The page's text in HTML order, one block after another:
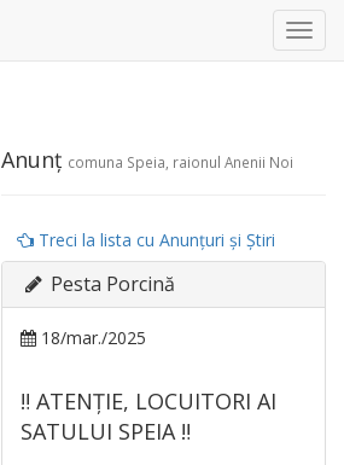
Anunț comuna Speia, raionul Anenii Noi
Treci la lista cu Anunțuri și Știri
Pesta Porcină
18/mar./2025
‼️ ATENȚIE, LOCUITORI AI
SATULUI SPEIA ‼️